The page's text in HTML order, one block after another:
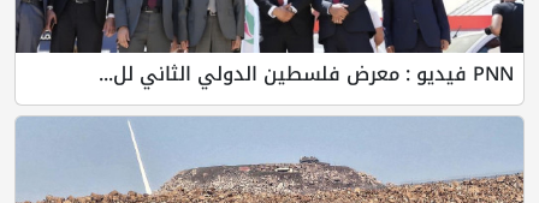
PNN فيديو : معرض فلسطين الدولي الثاني لل...